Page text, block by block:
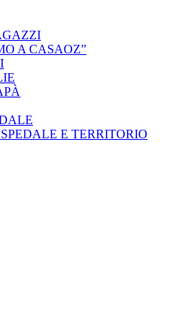
A CASAOZ”
E TERRITORIO